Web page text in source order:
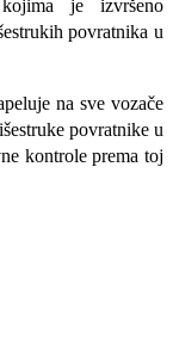
je izvršeno
povratnika u
na sve vozače
povratnike u
kontrole prema toj